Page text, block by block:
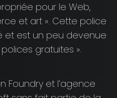
pour le Web,
et art ». Cette police
et est un peu devenue
polices gratuites ».
Foundry et l’agence